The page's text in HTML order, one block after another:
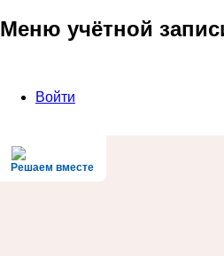
Меню учётной
Войти
Решаем вместе